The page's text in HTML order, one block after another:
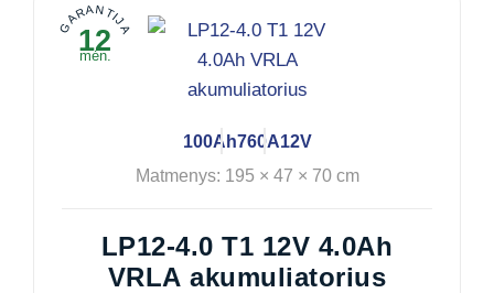
GARANTIJA
12
mėn.
100Ah760A12V
Matmenys: 195 × 47 × 70 cm
LP12-4.0 T1 12V 4.0Ah
VRLA akumuliatorius